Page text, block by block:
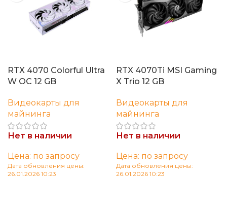
RTX 4070 Colorful Ultra
W OC 12 GB
Видеокарты для
майнинга
Нет в наличии
Цена: по запросу
Дата обновления цены:
26.01.2026 10:23
RTX 4070Ti MSI Gaming
X Trio 12 GB
Видеокарты для
майнинга
Нет в наличии
Цена: по запросу
Дата обновления цены:
26.01.2026 10:23